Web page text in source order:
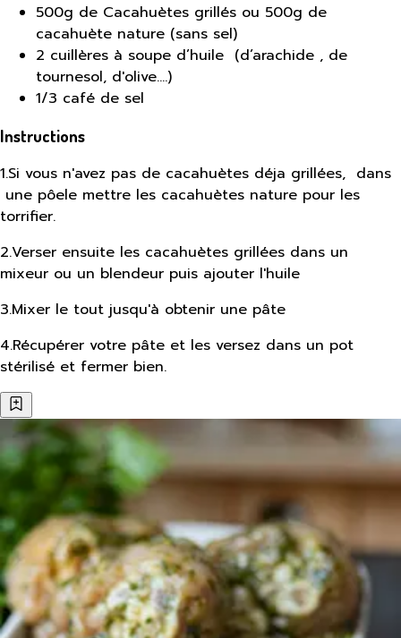
500g de Cacahuètes grillés ou 500g de
cacahuète nature (sans sel)
2 cuillères à soupe d’huile (d’arachide , de
tournesol, d'olive....)
1/3 café de sel
Instructions
1.Si vous n'avez pas de cacahuètes déja grillées, dans
une pôele mettre les cacahuètes nature pour les
torrifier.
2.Verser ensuite les cacahuètes grillées dans un
mixeur ou un blendeur puis ajouter l'huile
3.Mixer le tout jusqu'à obtenir une pâte
4.Récupérer votre pâte et les versez dans un pot
stérilisé et fermer bien.